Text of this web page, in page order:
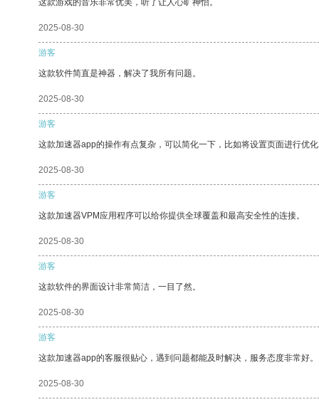
这款游戏的音乐非常优美，听了让人心旷神怡。
2025-08-30
游客
这款软件简直是神器，解决了我所有问题。
2025-08-30
游客
这款加速器app的操作有点复杂，可以简化一下，比如将设置页面进行优
2025-08-30
游客
这款加速器VPM应用程序可以给你提供全球覆盖和最高安全性的连接。
2025-08-30
游客
这款软件的界面设计非常简洁，一目了然。
2025-08-30
游客
这款加速器app的客服很贴心，遇到问题都能及时解决，服务态度非常好。
2025-08-30